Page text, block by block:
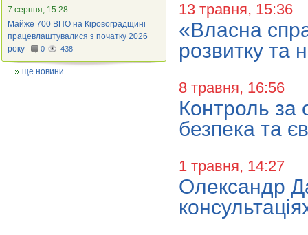
13 травня, 15:36
«Власна
розвитку та
8 травня, 16:56
Контроль за
безпека та
1 травня, 14:27
Олександр
7 серпня, 15:28
Майже 700 ВПО на Кіровоградщині
працевлаштувалися з початку 2026
року
0 438
ще новини